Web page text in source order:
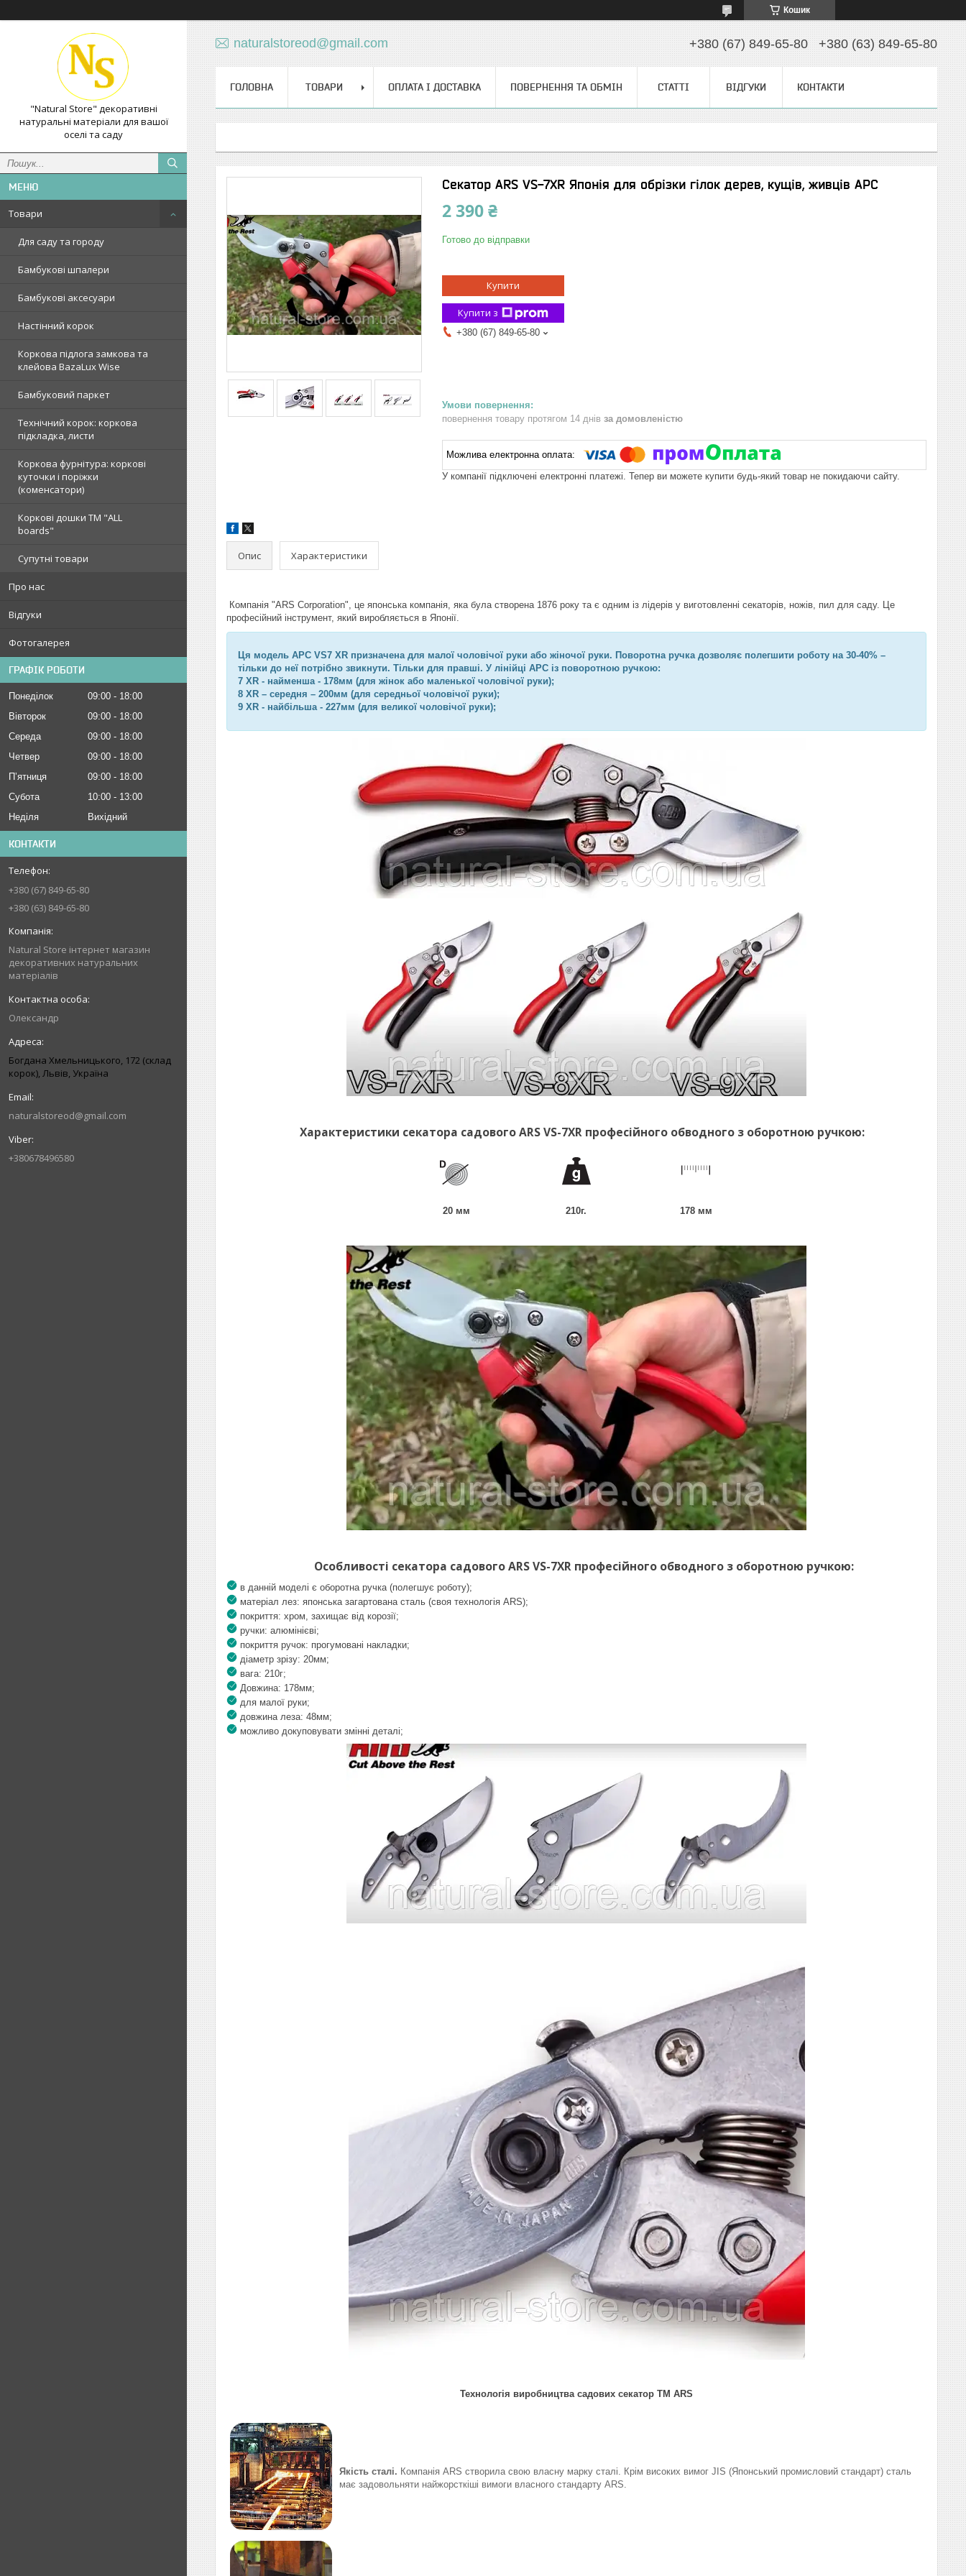
Кошик
"Natural Store" декоративні
натуральні матеріали для вашої
оселі та саду
Товари
Для саду та городу
Бамбукові шпалери
Бамбукові аксесуари
Настінний корок
Коркова підлога замкова та
клейова BazaLux Wise
Бамбуковий паркет
Технічний корок: коркова
підкладка, листи
Коркова фурнітура: коркові
куточки і поріжки
(коменсатори)
Коркові дошки TM "ALL
boards"
Супутні товари
Про нас
Відгуки
Фотогалерея
ГРАФІК РОБОТИ
Понеділок 09:00
18:00
Вівторок
09:00
18:00
Середа
09:00
18:00
Четвер
09:00
18:00
Пʼятниця
09:00
18:00
Субота
10:00
13:00
Неділя
Вихідний
КОНТАКТИ
+380 (67) 849-65-80
+380 (63) 849-65-80
Natural Store інтернет магазин
декоративних натуральних
матеріалів
Олександр
Богдана Хмельницького, 172 (склад
корок), Львів, Україна
naturalstoreod@gmail.com
+380678496580
naturalstoreod@gmail.com +380 (67) 849-65-80 +380 (63) 849-65-80
ГОЛОВНА ТОВАРИ ОПЛАТА І ДОСТАВКА ПОВЕРНЕННЯ ТА ОБМІН СТАТТІ ВІДГУКИ КОНТАКТИ
Секатор ARS VS-7XR Японія для обрізки гілок дерев, кущів, живців АРС
2 390 ₴
Готово до відправки
Купити
Купити з
+380 (67) 849-65-80
повернення товару протягом 14 днів за домовленістю
У компанії підключені електронні платежі. Тепер ви можете купити будь-який товар не покидаючи сайту.
Опис Характеристики
Компанія "ARS Corporation", це японська компанія, яка була створена 1876 року та є одним із лідерів у виготовленні секаторів, ножів, пил для саду. Це
професійний інструмент, який виробляється в Японії.
Ця модель АРС VS7 XR призначена для малої чоловічої руки або жіночої руки. Поворотна ручка дозволяє полегшити роботу на 30-40% –
тільки до неї потрібно звикнути. Тільки для правші. У лінійці АРС із поворотною ручкою:
7 XR - найменша - 178мм (для жінок або маленької чоловічої руки);
8 XR – середня – 200мм (для середньої чоловічої руки);
9 XR - найбільша - 227мм (для великої чоловічої руки);
Характеристики секатора садового ARS VS-7XR професійного обводного з оборотною ручкою:
20 мм 210г. 178 мм
Особливості секатора садового ARS VS-7XR професійного обводного з оборотною ручкою:
в данній моделі є оборотна ручка (полегшує роботу);
матеріал лез: японська загартована сталь (своя технологія ARS);
покриття: хром, захищає від корозії;
ручки: алюмінієві;
покриття ручок: прогумовані накладки;
діаметр зрізу: 20мм;
вага: 210г;
Довжина: 178мм;
для малої руки;
довжина леза: 48мм;
можливо докуповувати змінні деталі;
Технологія виробництва садових секатор TM ARS
Якість сталі. Компанія ARS створила свою власну марку сталі. Крім високих вимог JIS (Японський промисловий стандарт) сталь
має задовольняти найжорсткіші вимоги власного стандарту ARS.